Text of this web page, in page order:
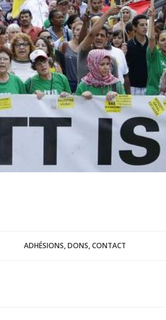
ADHÉSIONS, DONS, CONTACT